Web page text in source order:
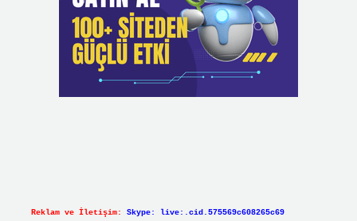
Reklam ve İletişim: Skype: live:.cid.575569c608265c69